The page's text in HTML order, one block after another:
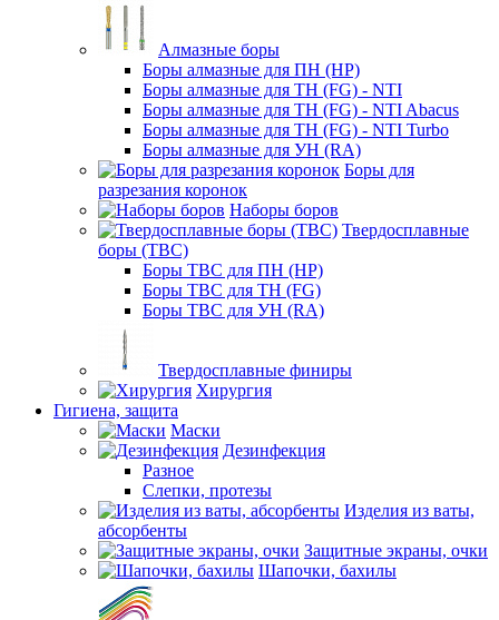
Алмазные боры
Боры алмазные для ПН (HP)
Боры алмазные для ТН (FG) - NTI
Боры алмазные для ТН (FG) - NTI Abacus
Боры алмазные для ТН (FG) - NTI Turbo
Боры алмазные для УН (RA)
Боры для
разрезания коронок
Наборы боров
Твердосплавные
боры (ТВС)
Боры ТВС для ПН (HP)
Боры ТВС для ТН (FG)
Боры ТВС для УН (RA)
Твердосплавные финиры
Хирургия
Гигиена, защита
Маски
Дезинфекция
Разное
Слепки, протезы
Изделия из ваты,
абсорбенты
Защитные экраны, очки
Шапочки, бахилы